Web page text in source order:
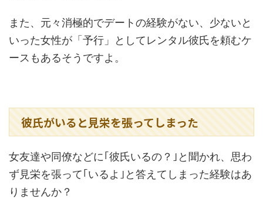
また、元々消極的でデートの経験がない、少ないと
いった女性が「予行」としてレンタル彼氏を頼むケ
ースもあるそうですよ。
彼氏がいると見栄を張ってしまった
女友達や同僚などに｢彼氏いるの？｣と聞かれ、思わ
ず見栄を張って｢いるよ｣と答えてしまった経験はあ
りませんか？